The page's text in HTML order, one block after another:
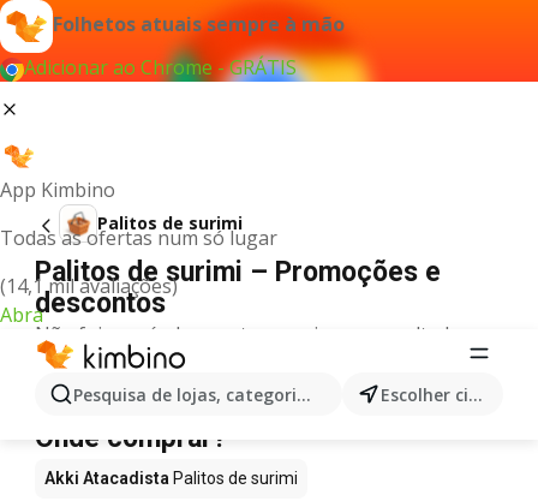
Folhetos atuais sempre à mão
Adicionar ao Chrome - GRÁTIS
App Kimbino
Todas as ofertas num só lugar
(14,1 mil avaliações)
Abra
Pesquisa de lojas, categorias,produtos... Escolher cidade
Palitos de surimi
Palitos de surimi – Promoções e
descontos
Não foi possível encontrar quaisquer resultados
para este termo.
Palitos de surimi em promoção -
Onde comprar?
Akki Atacadista Palitos de surimi